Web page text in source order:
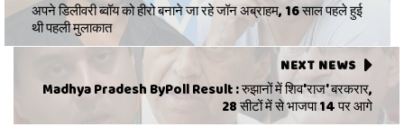
अपने डिलीवरी ब्वॉय को हीरो बनाने जा रहे जॉन अब्राहम, 16 साल पहले हुई
थी पहली मुलाकात
NEXT NEWS
Madhya Pradesh ByPoll Result : रुझानों में शिव'राज' बरकरार,
28 सीटों में से भाजपा 14 पर आगे